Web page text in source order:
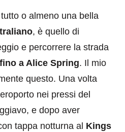
o almeno una bella
, è quello di
e percorrere la strada
a Alice Spring. Il mio
questo. Una volta
nei pressi del
e dopo aver
tappa notturna al Kings